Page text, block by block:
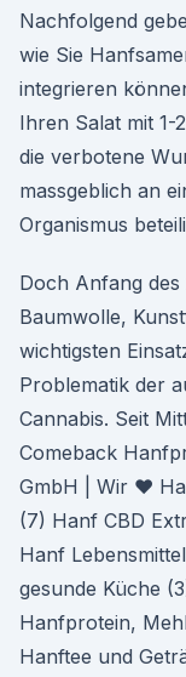
Nachfolgend
wie Sie
integrieren
Ihren Salat mit 1-
die verbotene
massgeblich an
Organismus
Doch Anfang
Baumwolle,
wichtigsten
Problematik der
Cannabis. Seit
Comeback
GmbH | Wir ♥
(7) Hanf CBD
Hanf
gesunde Küche
Hanfprotein,
Hanftee und